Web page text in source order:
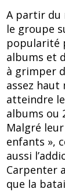
A partir du
le groupe
popularité
albums et
à grimper
assez haut
atteindre
albums ou
Malgré
enfants »,
aussi
Carpenter
que la